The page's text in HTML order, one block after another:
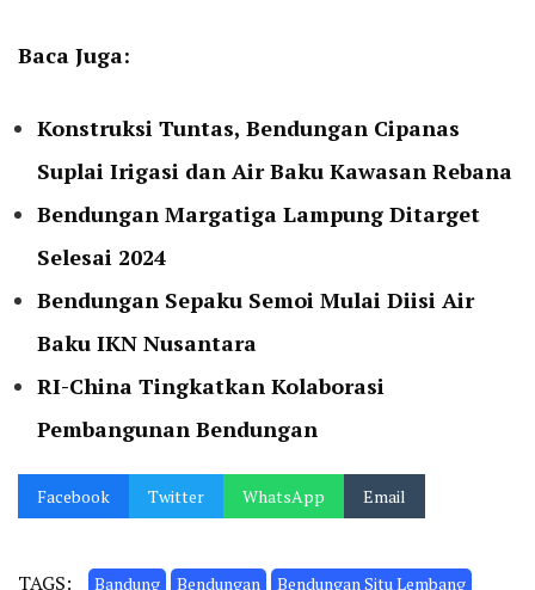
Baca Juga:
Konstruksi Tuntas, Bendungan Cipanas
Suplai Irigasi dan Air Baku Kawasan Rebana
Bendungan Margatiga Lampung Ditarget
Selesai 2024
Bendungan Sepaku Semoi Mulai Diisi Air
Baku IKN Nusantara
RI-China Tingkatkan Kolaborasi
Pembangunan Bendungan
Facebook Twitter WhatsApp Email
TAGS: Bandung Bendungan Bendungan Situ Lembang